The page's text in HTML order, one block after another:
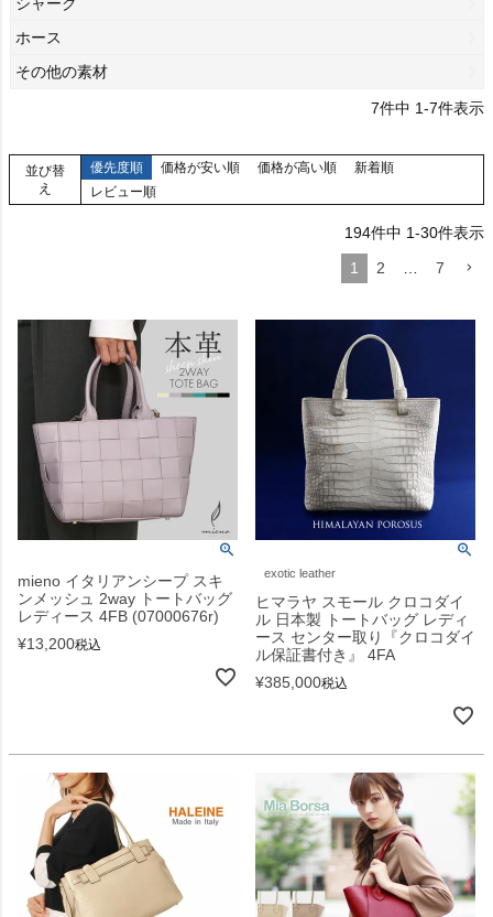
ホース
その他の素材
7件中 1-7件表示
並び替
え
優先度順 価格が安い順 価格が高い順
新着順
レビュー順
194件中 1-30件表示
1
2 7
mieno イタリアンシープ スキ
ンメッシュ 2way トートバッグ
レディース 4FB (07000676r)
¥13,200税込
exotic leather
ヒマラヤ スモール クロコダイ
ル 日本製 トートバッグ レディ
ース センター取り『クロコダイ
ル保証書付き』 4FA
¥385,000税込